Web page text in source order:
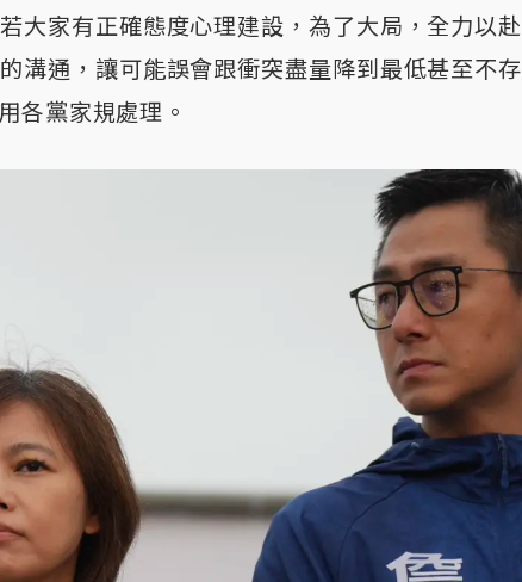
大家有正確態度心理建設，為了大局，全力以赴
溝通，讓可能誤會跟衝突盡量降到最低甚至不存
各黨家規處理。